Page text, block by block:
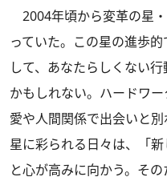
2004年頃から変革の星
っていた。この星の進歩
して、あなたらしくない
かもしれない。ハードワ
愛や人間関係で出会いと
星に彩られる日々は、「新
と心が高みに向かう。そ